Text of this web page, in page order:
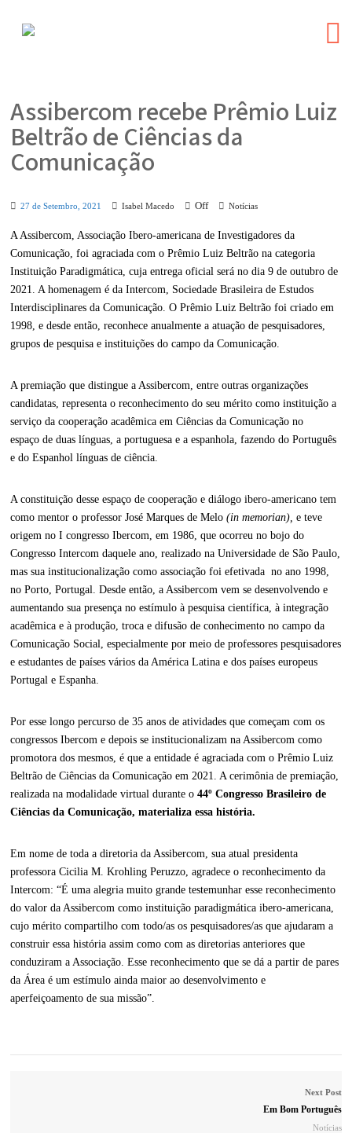
Assibercom recebe Prêmio Luiz
Beltrão de Ciências da
Comunicação
27 de Setembro, 2021 Isabel Macedo Off Notícias
A Assibercom, Associação Ibero-americana de Investigadores da
Comunicação, foi agraciada com o Prêmio Luiz Beltrão na categoria
Instituição Paradigmática, cuja entrega oficial será no dia 9 de outubro de
2021. A homenagem é da Intercom, Sociedade Brasileira de Estudos
Interdisciplinares da Comunicação. O Prêmio Luiz Beltrão foi criado em
1998, e desde então, reconhece anualmente a atuação de pesquisadores,
grupos de pesquisa e instituições do campo da Comunicação.
A premiação que distingue a Assibercom, entre outras organizações
candidatas, representa o reconhecimento do seu mérito como instituição a
serviço da cooperação acadêmica em Ciências da Comunicação no
espaço de duas línguas, a portuguesa e a espanhola, fazendo do Português
e do Espanhol línguas de ciência.
A constituição desse espaço de cooperação e diálogo ibero-americano tem
como mentor o professor José Marques de Melo(in memorian), e teve
origem no I congresso Ibercom, em 1986, que ocorreu no bojo do
Congresso Intercom daquele ano, realizado na Universidade de São Paulo,
mas sua institucionalização como associação foi efetivada no ano 1998,
no Porto, Portugal. Desde então, a Assibercom vem se desenvolvendo e
aumentando sua presença no estímulo à pesquisa científica, à integração
acadêmica e à produção, troca e difusão de conhecimento no campo da
Comunicação Social, especialmente por meio de professores pesquisadores
e estudantes de países vários da América Latina e dos países europeus
Portugal e Espanha.
Por esse longo percurso de 35 anos de atividades que começam com os
congressos Ibercom e depois se institucionalizam na Assibercom como
promotora dos mesmos, é que a entidade é agraciada com o Prêmio Luiz
Beltrão de Ciências da Comunicação em 2021. A cerimônia de premiação,
realizada na modalidade virtual durante o44º Congresso Brasileiro de
Ciências da Comunicação, materializa essa história.
Em nome de toda a diretoria da Assibercom, sua atual presidenta
professora Cicilia M. Krohling Peruzzo, agradece o reconhecimento da
Intercom: “É uma alegria muito grande testemunhar esse reconhecimento
do valor da Assibercom como instituição paradigmática ibero-americana,
cujo mérito compartilho com todo/as os pesquisadores/as que ajudaram a
construir essa história assim como com as diretorias anteriores que
conduziram a Associação. Esse reconhecimento que se dá a partir de pares
da Área é um estímulo ainda maior ao desenvolvimento e
aperfeiçoamento de sua missão”.
Next Post
Em Bom Português
Notícias